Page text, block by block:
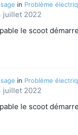
in Problème
juillet 2022
le scoot
in Problème
juillet 2022
le scoot